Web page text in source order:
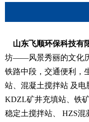
山东飞顺环保科技有
坊——风景秀丽的文化
铁路中段，交通便利，
站、混凝土搅拌站 及电
KDZL矿井充填站、铁
稳定土搅拌站、 HZS混